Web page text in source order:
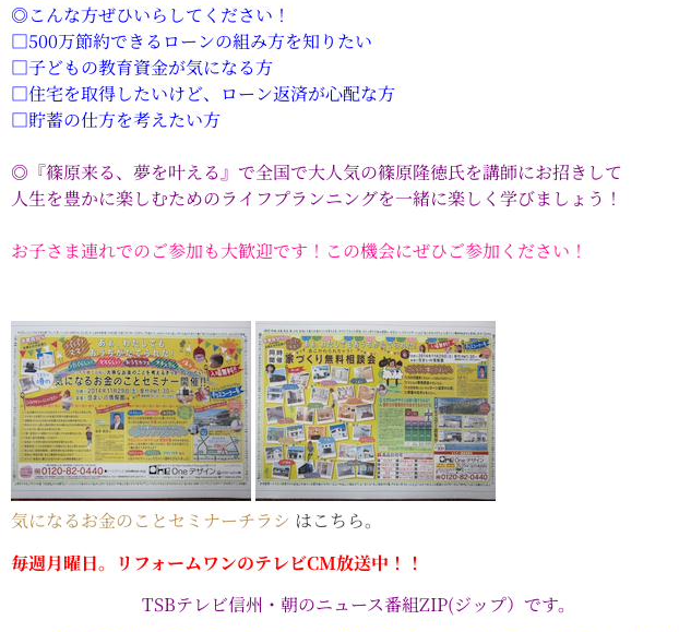
◎こんな方ぜひいらしてください！
□500万節約できるローンの組み方を知りたい
□子どもの教育資金が気になる方
□住宅を取得したいけど、ローン返済が心配な方
□貯蓄の仕方を考えたい方
◎『篠原来る、夢を叶える』で全国で大人気の篠原隆徳氏を講師にお招きして
人生を豊かに楽しむためのライフプランニングを一緒に楽しく学びましょう！
お子さま連れでのご参加も大歓迎です！この機会にぜひご参加ください！
気になるお金のことセミナーチラシ はこちら。
毎週月曜日。リフォームワンのテレビCM放送中！！
TSBテレビ信州・朝のニュース番組ZIP(ジップ）です。